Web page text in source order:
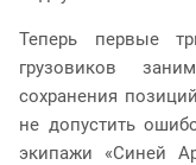
Теперь первые
грузовиков
сохранения
не допустить
экипажи «Синей